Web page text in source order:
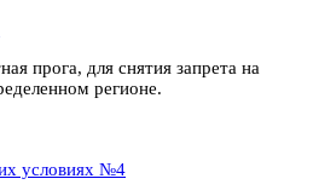
прога, для снятия запрета на
регионе.
условиях №4